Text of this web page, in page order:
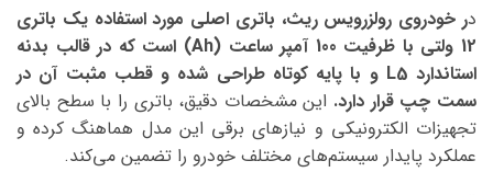
در خودروی رولزرویس ریث، باتری اصلی مورد استفاده یک باتری
12 ولتی با ظرفیت 100 آمپر ساعت (Ah) است که در قالب بدنه
استاندارد L5 و با پایه کوتاه طراحی شده و قطب مثبت آن در
سمت چپ قرار دارد. این مشخصات دقیق، باتری را با سطح بالای
تجهیزات الکترونیکی و نیازهای برقی این مدل هماهنگ کرده و
عملکرد پایدار سیستم‌های مختلف خودرو را تضمین می‌کند.